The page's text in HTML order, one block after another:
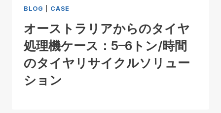
BLOG CASE
オーストラリアからのタイヤ
処理機ケース：5–6トン/時間
のタイヤリサイクルソリュー
ション